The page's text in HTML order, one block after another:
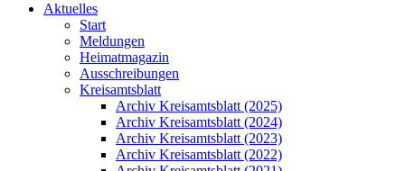
Aktuelles
Start
Meldungen
Heimatmagazin
Ausschreibungen
Kreisamtsblatt
Archiv Kreisamtsblatt (2025)
Archiv Kreisamtsblatt (2024)
Archiv Kreisamtsblatt (2023)
Archiv Kreisamtsblatt (2022)